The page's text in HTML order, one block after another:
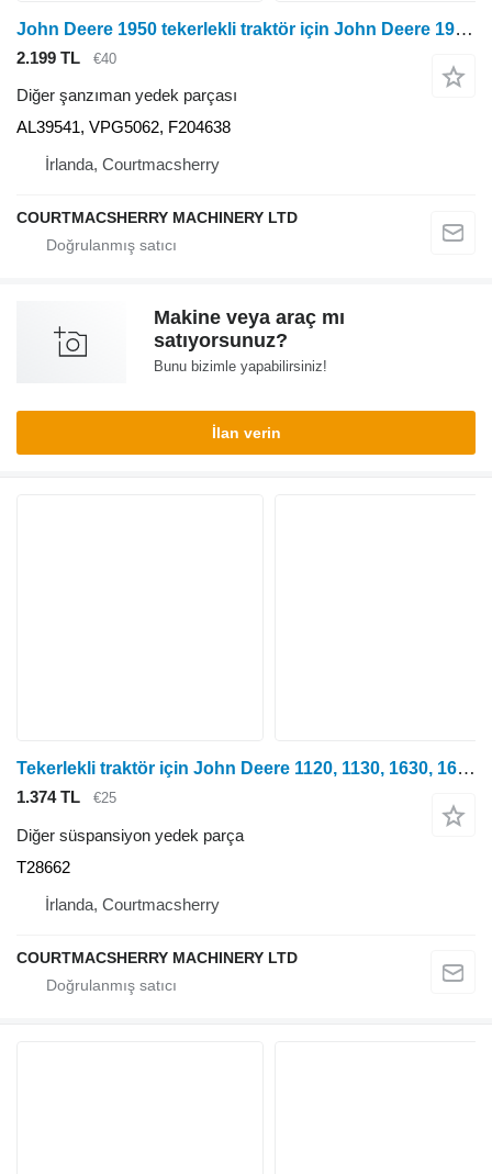
John Deere 1950 tekerlekli traktör için John Deere 1950, 3350, 3050, 2850 Atma Yatağı Al39541, Vpg5062, F2046 AL39541
2.199 TL €40
Diğer şanzıman yedek parçası
AL39541, VPG5062, F204638
İrlanda, Courtmacsherry
COURTMACSHERRY MACHINERY LTD
Makine veya araç mı
satıyorsunuz?
Bunu bizimle yapabilirsiniz!
İlan verin
Tekerlekli traktör için John Deere 1120, 1130, 1630, 1640, 2040, 1950, 2450 Pto Debriyaj Yayı T2866 T28662
1.374 TL €25
Diğer süspansiyon yedek parça
T28662
İrlanda, Courtmacsherry
COURTMACSHERRY MACHINERY LTD